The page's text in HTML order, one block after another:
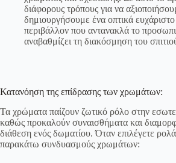
διάφορους τρόπους για να
δημιουργήσουμε ένα οπτικά
περιβάλλον που αντανακλά το
αναβαθμίζει τη διακόσμηση του
Κατανόηση της επίδρασης των χρωμάτων:
Τα χρώματα παίζουν ζωτικό ρόλο στην
καθώς προκαλούν συναισθήματα και
διάθεση ενός δωματίου. Όταν επιλέγετε
παρακάτω συνδυασμούς χρωμάτων: